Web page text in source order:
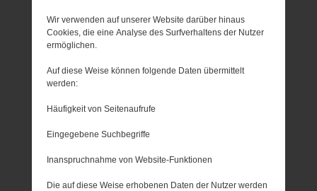
Wir verwenden auf unserer Website darüber hinaus
Cookies, die eine Analyse des Surfverhaltens der Nutzer
ermöglichen.
Auf diese Weise können folgende Daten übermittelt
werden:
Häufigkeit von Seitenaufrufe
Eingegebene Suchbegriffe
Inanspruchnahme von Website-Funktionen
Die auf diese Weise erhobenen Daten der Nutzer werden